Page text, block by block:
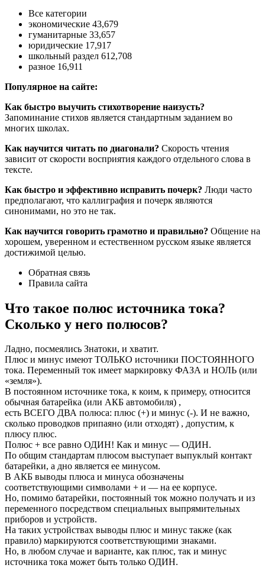
Все категории
экономические 43,679
гуманитарные 33,657
юридические 17,917
школьный раздел 612,708
разное 16,911
Популярное на сайте:
Как быстро выучить стихотворение наизусть?
Запоминание стихов является стандартным заданием во
многих школах.
Как научится читать по диагонали? Скорость чтения
зависит от скорости восприятия каждого отдельного слова в
тексте.
Как быстро и эффективно исправить почерк? Люди часто
предполагают, что каллиграфия и почерк являются
синонимами, но это не так.
Как научится говорить грамотно и правильно? Общение на
хорошем, уверенном и естественном русском языке является
достижимой целью.
Обратная связь
Правила сайта
Что такое полюс источника тока?
Сколько у него полюсов?
Ладно, посмеялись Знатоки, и хватит.
Плюс и минус имеют ТОЛЬКО источники ПОСТОЯННОГО
тока. Переменный ток имеет маркировку ФАЗА и НОЛЬ (или
«земля»).
В постоянном источнике тока, к коим, к примеру, относится
обычная батарейка (или АКБ автомобиля) ,
есть ВСЕГО ДВА полюса: плюс (+) и минус (-). И не важно,
сколько проводков припаяно (или отходят) , допустим, к
плюсу плюс.
Полюс + все равно ОДИН! Как и минус — ОДИН.
По общим стандартам плюсом выступает выпуклый контакт
батарейки, а дно является ее минусом.
В АКБ выводы плюса и минуса обозначены
соответствующими символами + и — на ее корпусе.
Но, помимо батарейки, постоянный ток можно получать и из
переменного посредством специальных выпрямительных
приборов и устройств.
На таких устройствах выводы плюс и минус также (как
правило) маркируются соответствующими знаками.
Но, в любом случае и варианте, как плюс, так и минус
источника тока может быть только ОДИН.